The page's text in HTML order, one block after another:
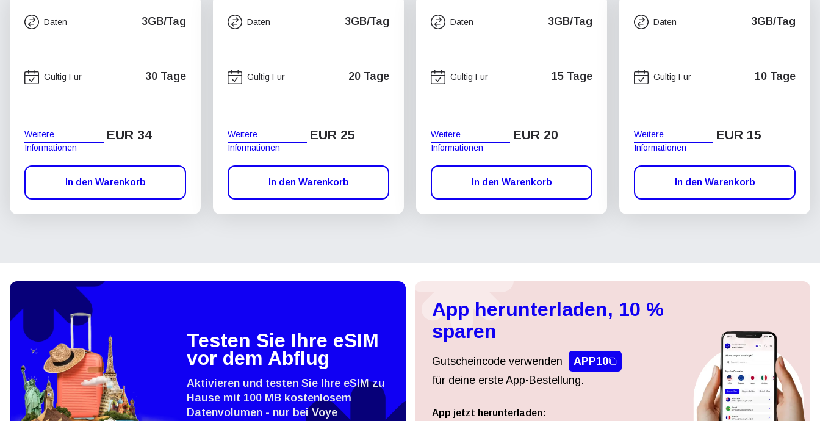
Daten 3GB/Tag
Gültig Für 30 Tage
Weitere
Informationen
EUR 34
In den Warenkorb
Daten 3GB/Tag
Gültig Für 20 Tage
Weitere
Informationen
EUR 25
In den Warenkorb
Daten 3GB/Tag
Gültig Für 15 Tage
Weitere
Informationen
EUR 20
In den Warenkorb
Daten 3GB/Tag
Gültig Für 10 Tage
Weitere
Informationen
EUR 15
In den Warenkorb
Testen Sie Ihre eSIM
vor dem Abflug
Aktivieren und testen Sie Ihre eSIM zu
Hause mit 100 MB kostenlosem
Datenvolumen - nur bei Voye
App herunterladen, 10 %
sparen
Gutscheincode verwenden
APP10
für deine erste App-Bestellung.
App jetzt herunterladen: